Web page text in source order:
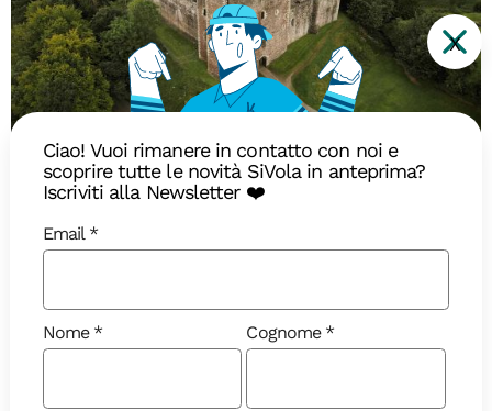
Diari di Viaggio
Express, castelli e isole
Immergetevi nell’atmosfera scozzese lungo un
itinerario incantevole tra storia e magia
X
Ciao! Vuoi rimanere in contatto con noi e
scoprire tutte le novità SiVola in anteprima?
Iscriviti alla Newsletter ❤️
Email
Nome Cognome